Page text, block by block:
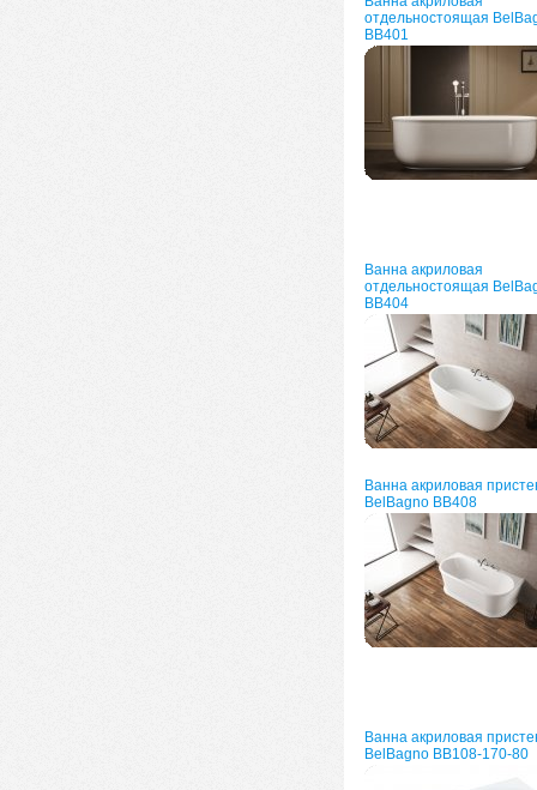
отдельностоящая
BB401
Ванна акриловая
отдельностоящая
BB404
Ванна акриловая
BelBagno BB408
Ванна акриловая
BelBagno BB108-170-80